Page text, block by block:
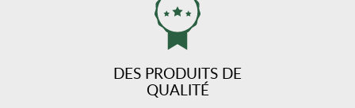
DES PRODUITS DE
QUALITÉ